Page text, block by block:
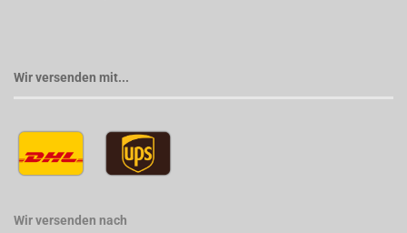
Wir versenden mit...
Wir versenden nach